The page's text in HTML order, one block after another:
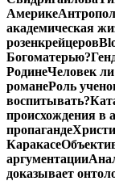
Америке
академическая
розенкрейцеров
Богоматерью?
РодинеЧеловек
романеРоль
воспитывать?
происхождения в
пропаганде
Каракасе
аргументации
доказывает